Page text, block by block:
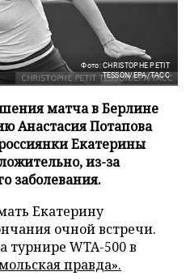
Фото: CHRISTOPHE PETIT
TESSON/EPA/ТАСС
матча в Берлине
Анастасия Потапова
Екатерины
из-за
заболевания.
Екатерину
очной встречи.
WTA-500 в
правда».